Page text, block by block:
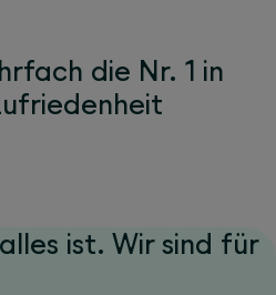
die Nr. 1 in
ist. Wir sind für